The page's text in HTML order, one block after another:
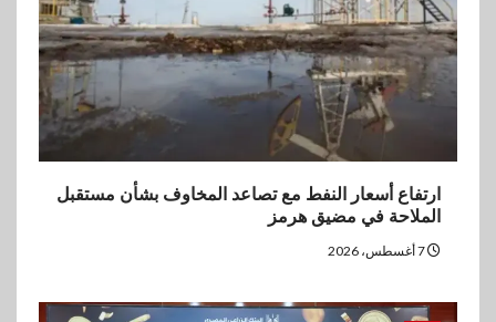
ارتفاع أسعار النفط مع تصاعد المخاوف بشأن مستقبل
الملاحة في مضيق هرمز